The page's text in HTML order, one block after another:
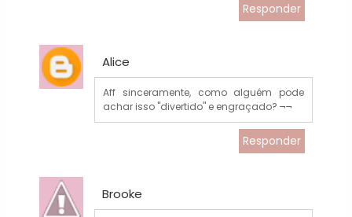
Responder
Alice
Aff sinceramente, como alguém pode
achar isso "divertido" e engraçado? ¬¬
Responder
Brooke